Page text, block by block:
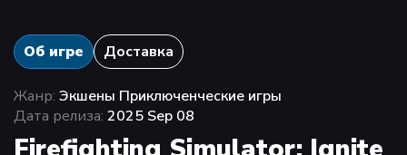
Об игре Доставка
Жанр: Экшены Приключенческие игры
Дата релиза: 2025 Sep 08